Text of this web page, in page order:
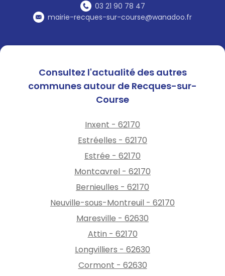
03 21 90 78 47
mairie-recques-sur-course@wanadoo.fr
Consultez l'actualité des autres
communes autour de Recques-sur-
Course
Inxent - 62170
Estréelles - 62170
Estrée - 62170
Montcavrel - 62170
Bernieulles - 62170
Neuville-sous-Montreuil - 62170
Maresville - 62630
Attin - 62170
Longvilliers - 62630
Cormont - 62630